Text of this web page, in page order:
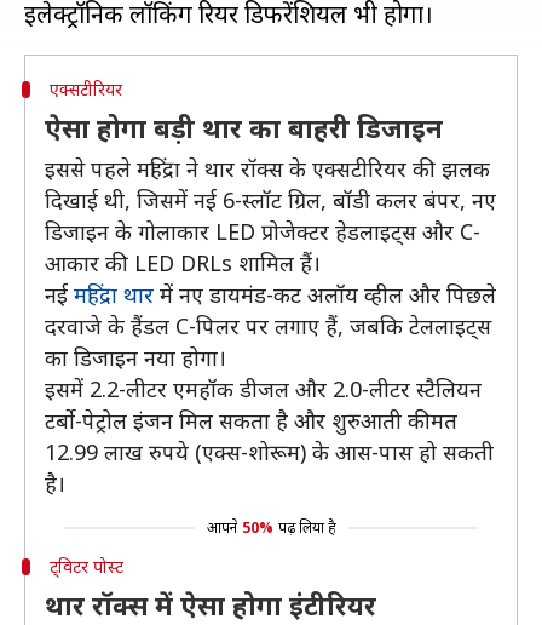
एक्सटीरियर
ऐसा होगा बड़ी थार का बाहरी डिजाइन
इससे पहले महिंद्रा ने थार रॉक्स के एक्सटीरियर की झलक
दिखाई थी, जिसमें नई 6-स्लॉट ग्रिल, बॉडी कलर बंपर, नए
डिजाइन के गोलाकार LED प्रोजेक्टर हेडलाइट्स और C-
आकार की LED DRLs शामिल हैं।
नई महिंद्रा थार में नए डायमंड-कट अलॉय व्हील और पिछले
दरवाजे के हैंडल C-पिलर पर लगाए हैं, जबकि टेललाइट्स
का डिजाइन नया होगा।
इसमें 2.2-लीटर एमहॉक डीजल और 2.0-लीटर स्टैलियन
टर्बो-पेट्रोल इंजन मिल सकता है और शुरुआती कीमत
12.99 लाख रुपये (एक्स-शोरूम) के आस-पास हो सकती
है।
आपने 50% पढ़ लिया है
ट्विटर पोस्ट
थार रॉक्स में ऐसा होगा इंटीरियर